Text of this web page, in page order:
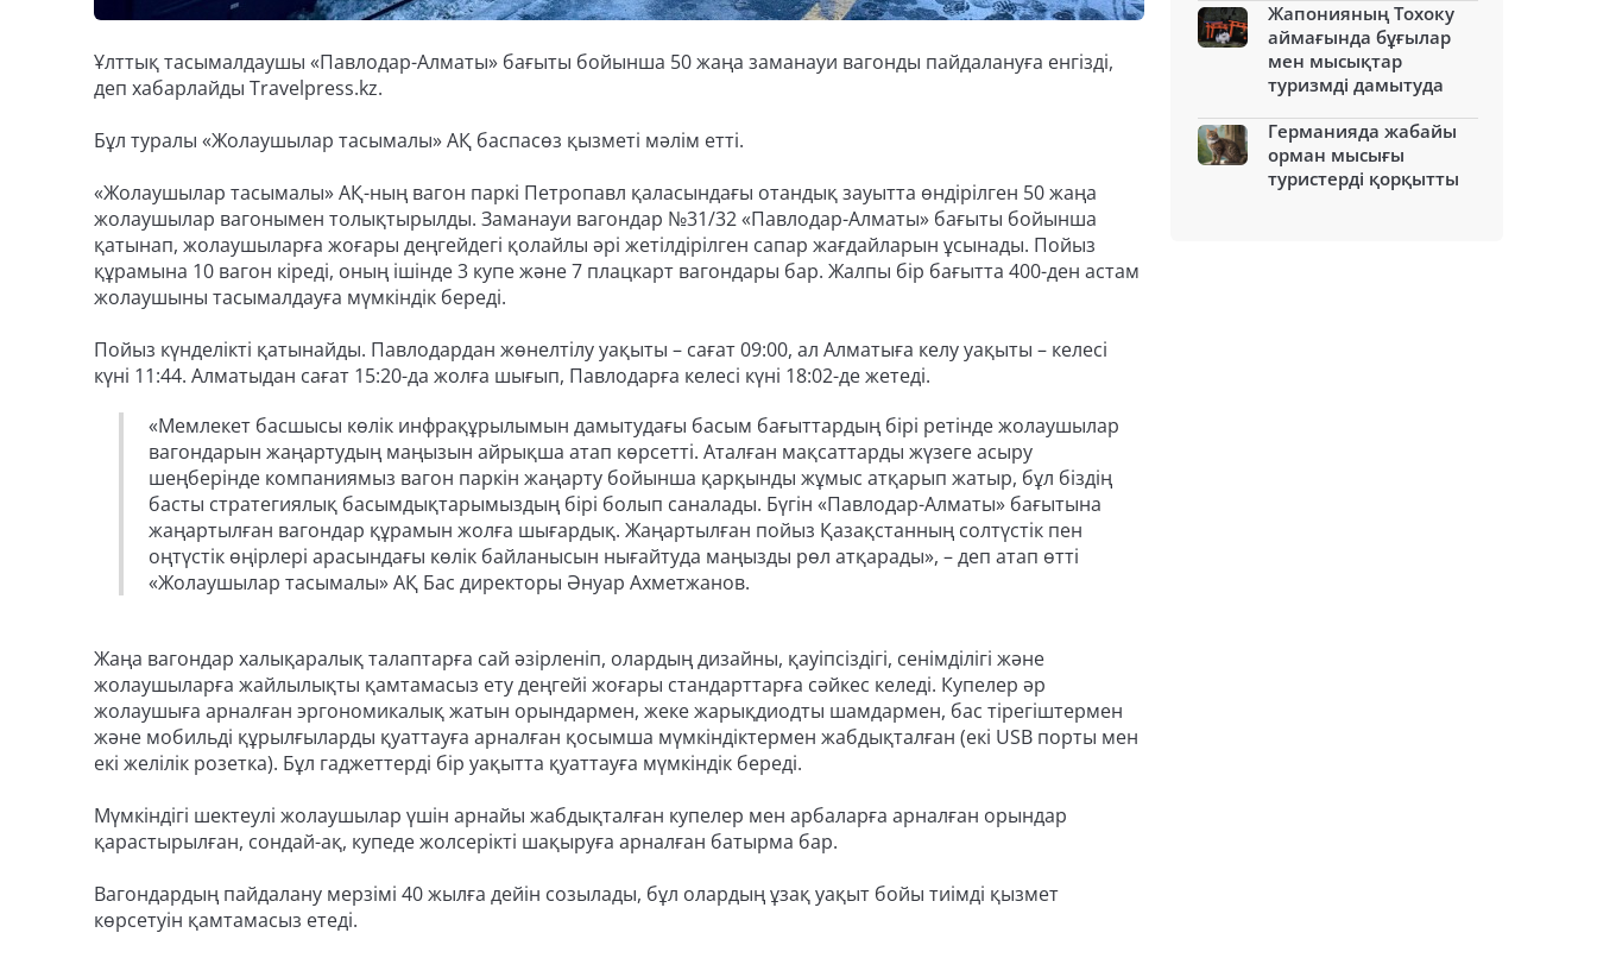
Ұлттық тасымалдаушы «Павлодар-Алматы» бағыты бойынша 50 жаңа заманауи вагонды пайдалануға енгізді,
деп хабарлайды Travelpress.kz.
Бұл туралы «Жолаушылар тасымалы» АҚ баспасөз қызметі мәлім етті.
«Жолаушылар тасымалы» АҚ-ның вагон паркі Петропавл қаласындағы отандық зауытта өндірілген 50 жаңа
жолаушылар вагонымен толықтырылды. Заманауи вагондар №31/32 «Павлодар-Алматы» бағыты бойынша
қатынап, жолаушыларға жоғары деңгейдегі қолайлы әрі жетілдірілген сапар жағдайларын ұсынады. Пойыз
құрамына 10 вагон кіреді, оның ішінде 3 купе және 7 плацкарт вагондары бар. Жалпы бір бағытта 400-ден астам
жолаушыны тасымалдауға мүмкіндік береді.
Пойыз күнделікті қатынайды. Павлодардан жөнелтілу уақыты – сағат 09:00, ал Алматыға келу уақыты – келесі
күні 11:44. Алматыдан сағат 15:20-да жолға шығып, Павлодарға келесі күні 18:02-де жетеді.
«Мемлекет басшысы көлік инфрақұрылымын дамытудағы басым бағыттардың бірі ретінде жолаушылар
вагондарын жаңартудың маңызын айрықша атап көрсетті. Аталған мақсаттарды жүзеге асыру
шеңберінде компаниямыз вагон паркін жаңарту бойынша қарқынды жұмыс атқарып жатыр, бұл біздің
басты стратегиялық басымдықтарымыздың бірі болып саналады. Бүгін «Павлодар-Алматы» бағытына
жаңартылған вагондар құрамын жолға шығардық. Жаңартылған пойыз Қазақстанның солтүстік пен
оңтүстік өңірлері арасындағы көлік байланысын нығайтуда маңызды рөл атқарады», – деп атап өтті
«Жолаушылар тасымалы» АҚ Бас директоры Әнуар Ахметжанов.
Жаңа вагондар халықаралық талаптарға сай әзірленіп, олардың дизайны, қауіпсіздігі, сенімділігі және
жолаушыларға жайлылықты қамтамасыз ету деңгейі жоғары стандарттарға сәйкес келеді. Купелер әр
жолаушыға арналған эргономикалық жатын орындармен, жеке жарықдиодты шамдармен, бас тірегіштермен
және мобильді құрылғыларды қуаттауға арналған қосымша мүмкіндіктермен жабдықталған (екі USB порты мен
екі желілік розетка). Бұл гаджеттерді бір уақытта қуаттауға мүмкіндік береді.
Мүмкіндігі шектеулі жолаушылар үшін арнайы жабдықталған купелер мен арбаларға арналған орындар
қарастырылған, сондай-ақ, купеде жолсерікті шақыруға арналған батырма бар.
Вагондардың пайдалану мерзімі 40 жылға дейін созылады, бұл олардың ұзақ уақыт бойы тиімді қызмет
көрсетуін қамтамасыз етеді.
Жапонияның Тохоку
аймағында бұғылар
мен мысықтар
туризмді дамытуда
Германияда жабайы
орман мысығы
туристерді қорқытты